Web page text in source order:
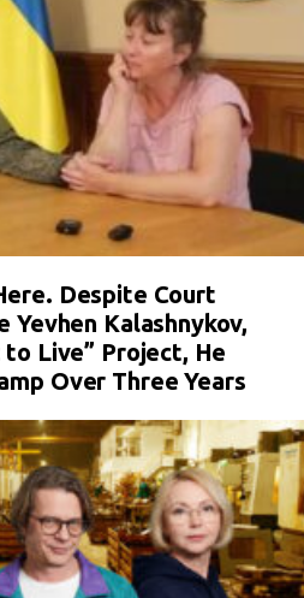
Despite Court
Yevhen Kalashnykov,
to Live” Project, He
Over Three Years